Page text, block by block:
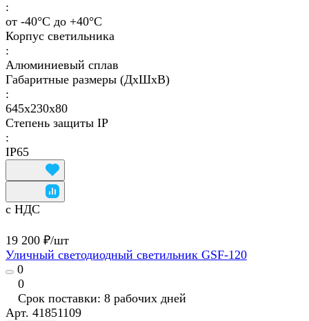
:
от -40°C до +40°C
Корпус светильника
:
Алюминиевый сплав
Габаритные размеры (ДхШхВ)
:
645х230х80
Степень защиты IP
:
IP65
с НДС
19 200 ₽/шт
Уличный светодиодный светильник GSF-120
0
0
Срок поставки: 8 рабочих дней
Арт. 41851109